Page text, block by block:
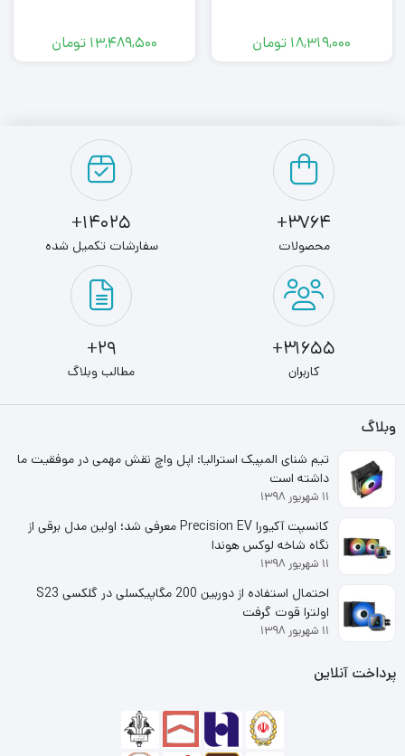
18,319,000 تومان 13,489,500 تومان
3764+
محصولات
14025+
سفارشات تکمیل شده
31655+
کاربران
29+
مطالب وبلاگ
وبلاگ
تیم شنای المپیک استرالیا: اپل واچ نقش مهمی در موفقیت ما
داشته است
۱۱ شهریور ۱۳۹۸
کانسپت آکیورا Precision EV معرفی شد؛ اولین مدل برقی از
نگاه شاخه لوکس هوندا
۱۱ شهریور ۱۳۹۸
احتمال استفاده از دوربین 200 مگاپیکسلی در گلکسی S23
اولترا قوت گرفت
۱۱ شهریور ۱۳۹۸
پرداخت آنلاین